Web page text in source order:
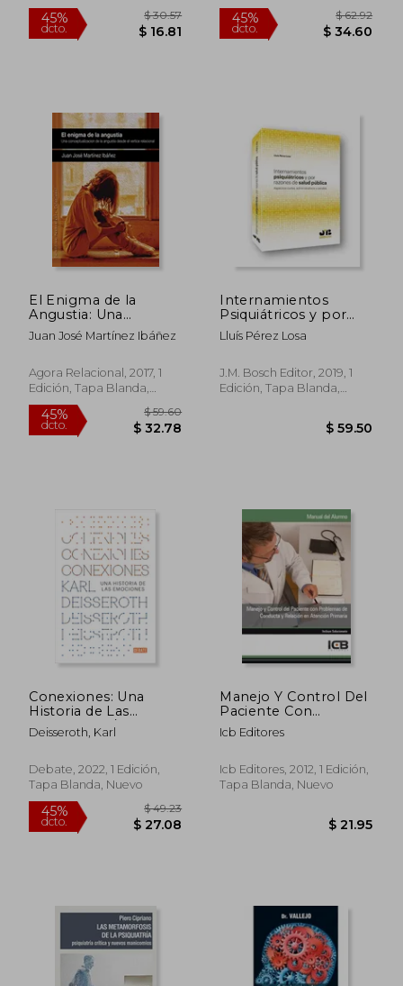
45% $ 49.69 45%
El Enigma de la
Angustia: Una
Conceptualización de
la Angustia Desde el
(Pensamiento
Relacional)
Juan José Martínez Ibáñez
Agora Relacional, 2017, 1
Edición, Tapa Blanda,
Nuevo
$ 32.78
Internamientos
Psiquiátricos y por
Razones de Salud
Pública: Aspectos
Administrativos y
Penales
Lluís Pérez Losa
J.M. Bosch Editor, 2019, 1
Edición, Tapa Blanda,
Conexiones: Una
Historia de Las
Emociones /
Connections: A Story
Deisseroth, Karl
Debate, 2022, 1 Edición,
Tapa Blanda, Nuevo
Manejo Y Control Del
Paciente Con
Problemas De
Conducta Y Relación
Icb Editores
Icb Editores, 2012, 1 Edición,
Tapa Blanda, Nuevo